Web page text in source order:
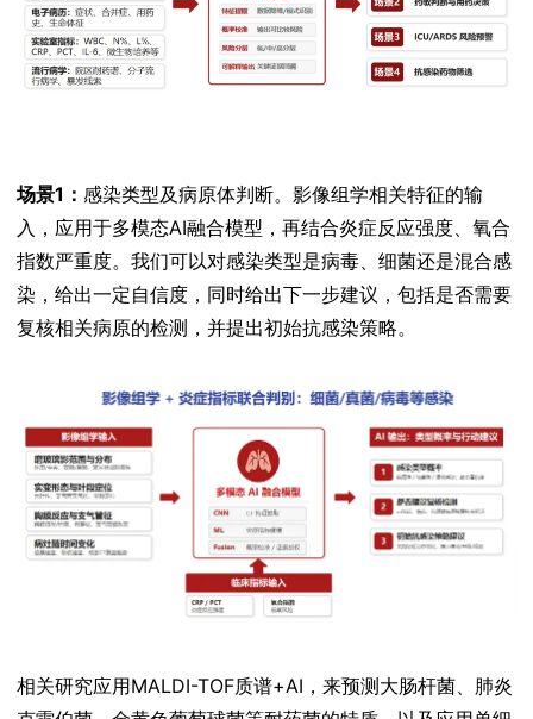
场景1： 感染类型及病原体判断。影像组学相关特征的输
入，应用于多模态AI融合模型，再结合炎症反应强度、氧合
指数严重度。我们可以对感染类型是病毒、细菌还是混合感
染，给出一定自信度，同时给出下一步建议，包括是否需要
复核相关病原的检测，并提出初始抗感染策略。
相关研究应用MALDI-TOF质谱+AI，来预测大肠杆菌、肺炎